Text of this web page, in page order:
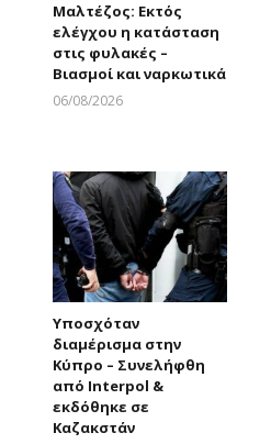
Μαλτέζος: Εκτός
ελέγχου η κατάσταση
στις φυλακές –
Βιασμοί και ναρκωτικά
06/08/2026
Υποσχόταν
διαμέρισμα στην
Κύπρο – Συνελήφθη
από Interpol &
εκδόθηκε σε
Καζακστάν